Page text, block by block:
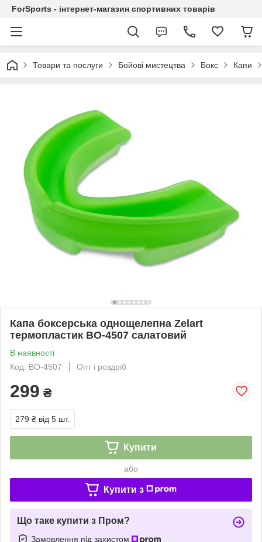
ForSports - інтернет-магазин спортивних товарів
Товари та послуги Бойові мистецтва Бокс Капи
Капа боксерська однощелепна Zelart
термопластик BO-4507 салатовий
В наявності
Код: BO-4507
Опт і роздріб
299 ₴
279 ₴ від 5 шт.
Купити
або
Купити з
Що таке купити з Пром?
Замовлення під захистом